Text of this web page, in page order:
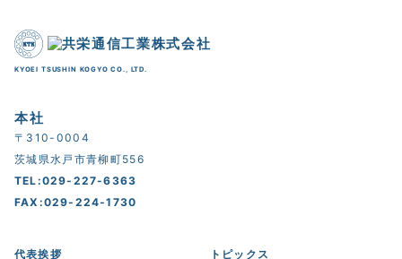
KYOEI TSUSHIN KOGYO CO., LTD.
本社
〒310-0004
茨城県水戸市青柳町556
TEL:029-227-6363
FAX:029-224-1730
代表挨拶 トピックス